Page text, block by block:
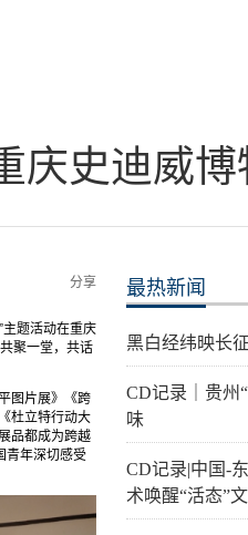
庆史迪威博
分享
题活动在重庆
聚一堂，共话
图片展》《跨
杜立特行动大
品都成为跨越
青年深切感受
最热新闻
黑白经纬映长
CD记录｜贵州
味
CD记录|中国-
术唤醒“活态”